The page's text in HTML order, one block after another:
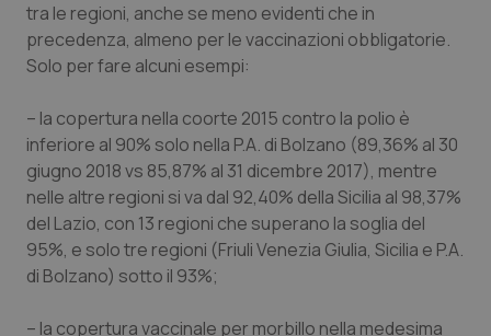
Tumore al seno
Tumori del Polmone & Testa Collo
Tumori gastrointestinali
Ulcera & Reflusso
Vaccini
tra le regioni, anche se meno evidenti che in
precedenza, almeno per le vaccinazioni obbligatorie.
Solo per fare alcuni esempi:
– la copertura nella coorte 2015 contro la polio è
inferiore al 90% solo nella P.A. di Bolzano (89,36% al 30
giugno 2018 vs 85,87% al 31 dicembre 2017), mentre
nelle altre regioni si va dal 92,40% della Sicilia al 98,37%
del Lazio, con 13 regioni che superano la soglia del
95%, e solo tre regioni (Friuli Venezia Giulia, Sicilia e P.A.
di Bolzano) sotto il 93%;
– la copertura vaccinale per morbillo nella medesima